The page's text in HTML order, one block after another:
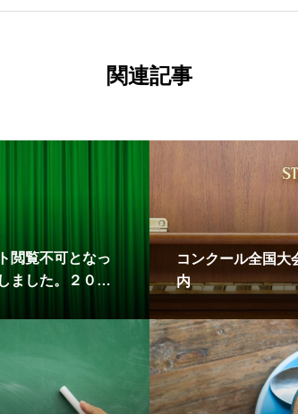
関連記事
閲覧不可となっ
ました。２０２
コンクール全国大
内